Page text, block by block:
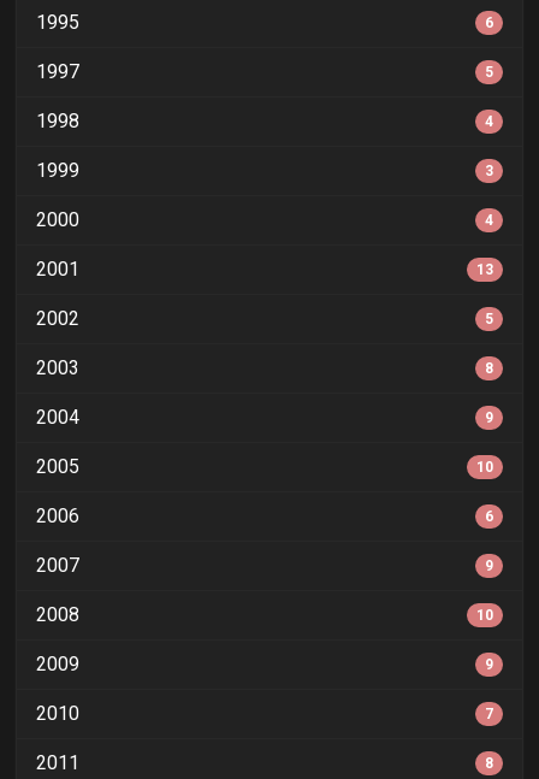
1995 6
1997 5
1998 4
1999 3
2000 4
2001 13
2002 5
2003 8
2004 9
2005 10
2006 6
2007 9
2008 10
2009 9
2010 7
2011 8